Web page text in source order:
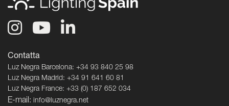
Contatta
Luz Negra Barcelona: +34 93 840 25 98
Luz Negra Madrid: +34 91 641 60 81
Luz Negra France: +33 (0) 187 652 034
E-mail: info@luznegra.net